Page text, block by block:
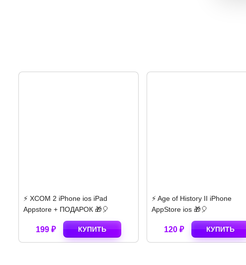
⚡️ Age of History II iPhone
AppStore ios 🎁🎈
120 ₽ КУПИТЬ
⚡️ Papers Please
Appstore + подарок 🎁
280 ₽